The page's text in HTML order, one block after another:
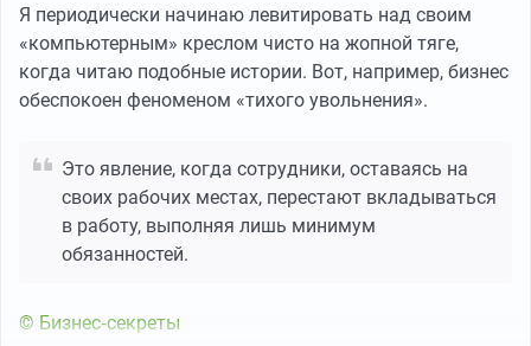
прибыль с 2-3 раза больше, чем у нас. Наверно потому,
что они работали, а не пиздели за командный дух.
Я периодически начинаю левитировать над своим
«компьютерным» креслом чисто на жопной тяге,
когда читаю подобные истории. Вот, например, бизнес
обеспокоен феноменом «тихого увольнения».
Это явление, когда сотрудники, оставаясь на
своих рабочих местах, перестают вкладываться
в работу, выполняя лишь минимум
обязанностей.
© Бизнес‑секреты